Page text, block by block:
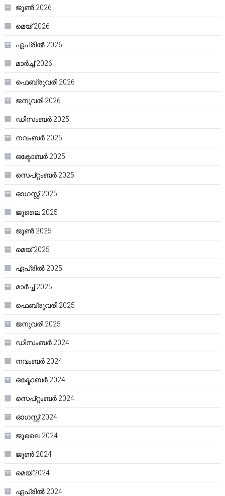
ജൂൺ 2026
മെയ്‌ 2026
ഏപ്രിൽ 2026
മാർച്ച്‌ 2026
ഫെബ്രുവരി 2026
ജനുവരി 2026
ഡിസംബർ 2025
നവംബർ 2025
ഒക്ടോബർ 2025
സെപ്റ്റംബർ 2025
ഓഗസ്റ്റ്‌ 2025
ജൂലൈ 2025
ജൂൺ 2025
മെയ്‌ 2025
ഏപ്രിൽ 2025
മാർച്ച്‌ 2025
ഫെബ്രുവരി 2025
ജനുവരി 2025
ഡിസംബർ 2024
നവംബർ 2024
ഒക്ടോബർ 2024
സെപ്റ്റംബർ 2024
ഓഗസ്റ്റ്‌ 2024
ജൂലൈ 2024
ജൂൺ 2024
മെയ്‌ 2024
ഏപ്രിൽ 2024